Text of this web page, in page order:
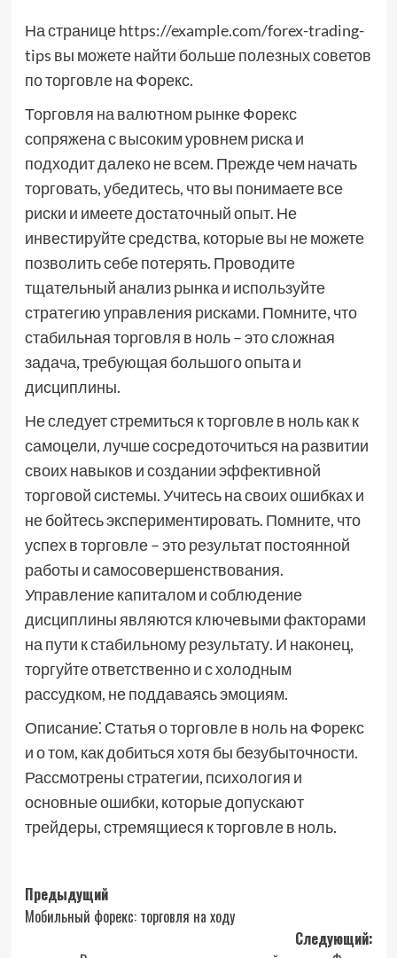
На странице https://example.com/forex-trading-
tips вы можете найти больше полезных советов
по торговле на Форекс.
Торговля на валютном рынке Форекс
сопряжена с высоким уровнем риска и
подходит далеко не всем. Прежде чем начать
торговать, убедитесь, что вы понимаете все
риски и имеете достаточный опыт. Не
инвестируйте средства, которые вы не можете
позволить себе потерять. Проводите
тщательный анализ рынка и используйте
стратегию управления рисками. Помните, что
стабильная торговля в ноль – это сложная
задача, требующая большого опыта и
дисциплины.
Не следует стремиться к торговле в ноль как к
самоцели, лучше сосредоточиться на развитии
своих навыков и создании эффективной
торговой системы. Учитесь на своих ошибках и
не бойтесь экспериментировать. Помните, что
успех в торговле – это результат постоянной
работы и самосовершенствования.
Управление капиталом и соблюдение
дисциплины являются ключевыми факторами
на пути к стабильному результату. И наконец,
торгуйте ответственно и с холодным
рассудком, не поддаваясь эмоциям.
Описание⁚ Статья о торговле в ноль на Форекс
и о том, как добиться хотя бы безубыточности.
Рассмотрены стратегии, психология и
основные ошибки, которые допускают
трейдеры, стремящиеся к торговле в ноль.
Навигация
записи
Предыдущий
Мобильный форекс: торговля на ходу
Следующий: